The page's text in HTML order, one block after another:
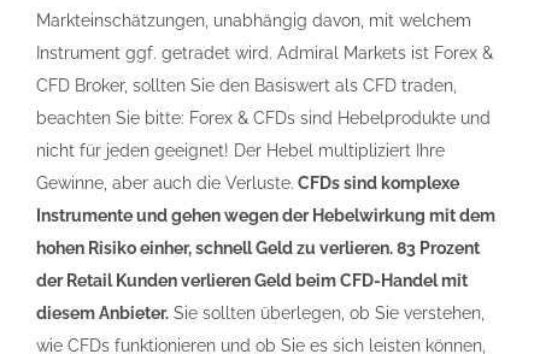
Markteinschätzungen, unabhängig davon, mit welchem
Instrument ggf. getradet wird. Admiral Markets ist Forex &
CFD Broker, sollten Sie den Basiswert als CFD traden,
beachten Sie bitte: Forex & CFDs sind Hebelprodukte und
nicht für jeden geeignet! Der Hebel multipliziert Ihre
Gewinne, aber auch die Verluste. CFDs sind komplexe
Instrumente und gehen wegen der Hebelwirkung mit dem
hohen Risiko einher, schnell Geld zu verlieren. 83 Prozent
der Retail Kunden verlieren Geld beim CFD-Handel mit
diesem Anbieter. Sie sollten überlegen, ob Sie verstehen,
wie CFDs funktionieren und ob Sie es sich leisten können,